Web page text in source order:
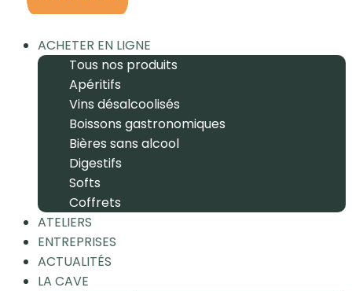
ACHETER EN LIGNE
Tous nos produits
Apéritifs
Vins désalcoolisés
Boissons gastronomiques
Bières sans alcool
Digestifs
Softs
Coffrets
ATELIERS
ENTREPRISES
ACTUALITÉS
LA CAVE